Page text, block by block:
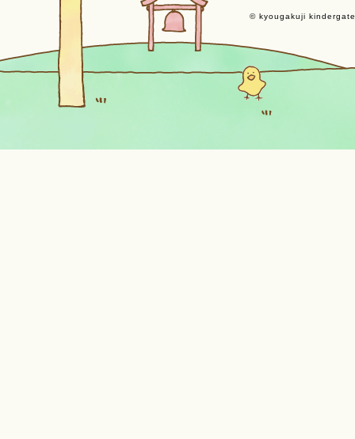
© kyougakuji